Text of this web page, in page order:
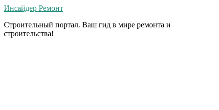
Инсайдер Ремонт
Строительный портал. Ваш гид в мире ремонта и
строительства!